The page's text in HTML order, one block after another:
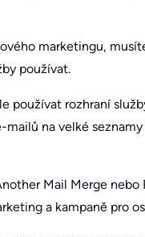
marketingu,
používat.
používat rozhraní
na velké
Mail Merge
a kampaně pro